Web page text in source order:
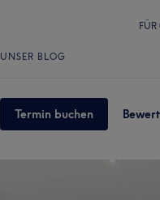
FÜR
UNSER BLOG
Termin buchen